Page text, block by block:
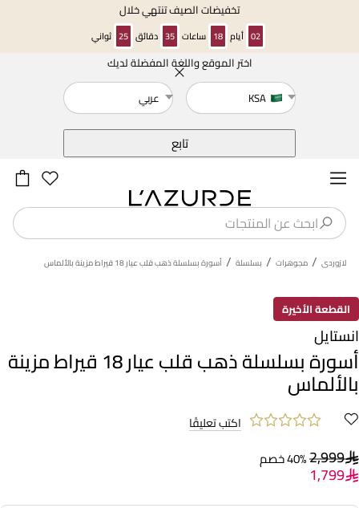
تخفيضات الصيف تنتهي خلال
02 أيام 18 ساعات 35 دقائق 25 ثواني
اختر الموقع واللغة المفضلة لديك
KSA
عربي
تابع
لازوردى / مجوهرات / بسلسلة / أسورة بسلسلة ذهب قلب عيار 18 قيراط مزينة بالألماس
القطعة الأخيرة
انستايل
أسورة بسلسلة ذهب قلب عيار 18 قيراط مزينة
بالألماس
اكتب تعليقًا
2,99940% خصم
1,799